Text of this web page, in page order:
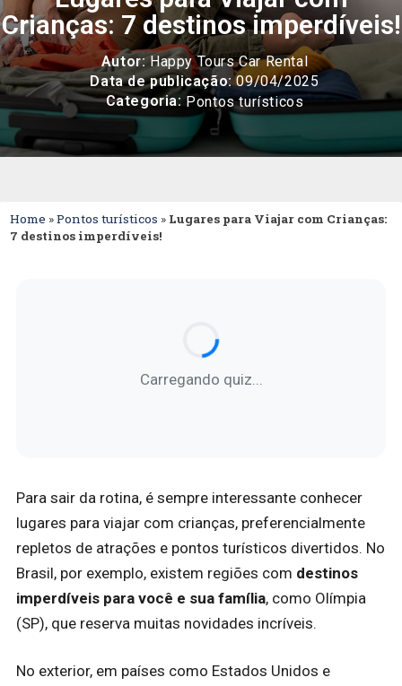
Crianças: 7 destinos imperdíveis!
Autor:Happy Tours Car Rental
Data de publicação:09/04/2025
Categoria: Pontos turísticos
Home »Pontos turísticos » Lugares para Viajar com Crianças:
7 destinos imperdíveis!
Carregando quiz...
Para sair da rotina, é sempre interessante conhecer
lugares para viajar com crianças, preferencialmente
repletos de atrações e pontos turísticos divertidos. No
Brasil, por exemplo, existem regiões com destinos
imperdíveis para você e sua família, como Olímpia
(SP), que reserva muitas novidades incríveis.
No exterior, em países como Estados Unidos e